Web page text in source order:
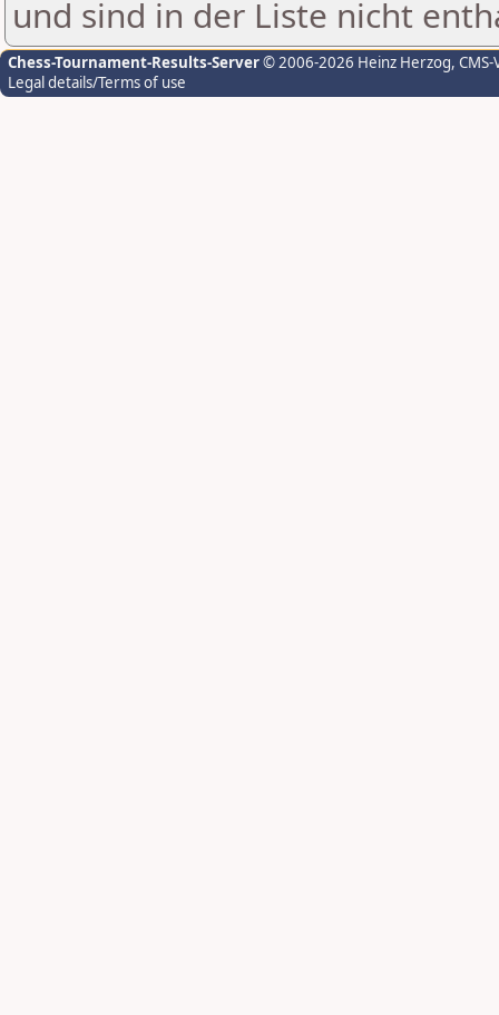
und sind in der Liste nicht
Chess-Tournament-Results-Server© 2006-2026 Heinz Herzog,
Legal details/Terms of use